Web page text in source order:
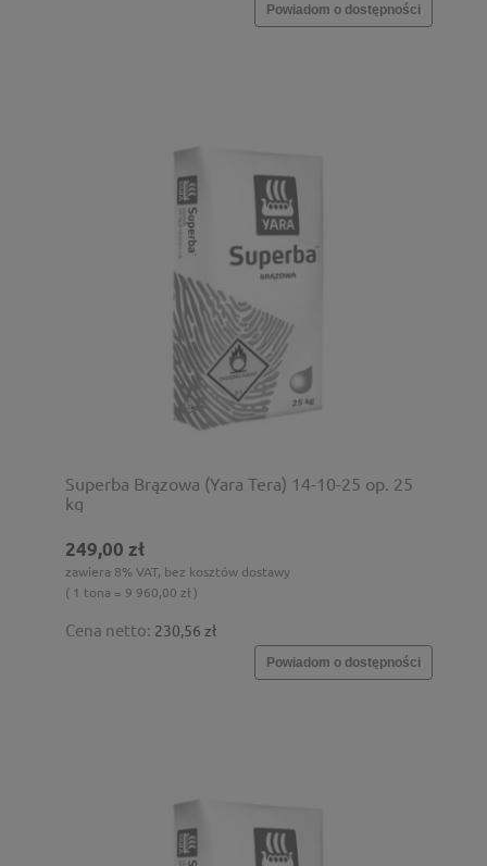
Powiadom o dostępności
Superba Brązowa (Yara Tera) 14-10-25 op. 25
kg
249,00 zł
zawiera 8% VAT, bez kosztów dostawy
( 1 tona = 9 960,00 zł )
Cena netto: 230,56 zł
Powiadom o dostępności